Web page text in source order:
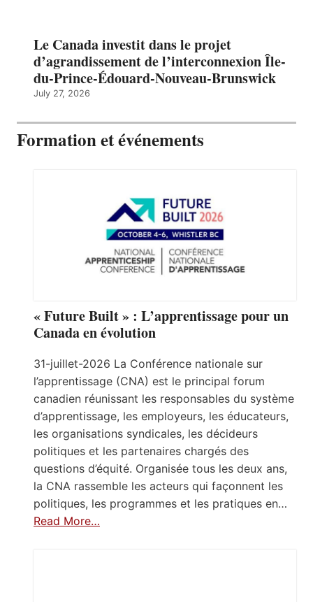
Le Canada investit dans le projet
d’agrandissement de l’interconnexion Île-
du-Prince-Édouard-Nouveau-Brunswick
July 27, 2026
Formation et événements
« Future Built » : L’apprentissage pour un
Canada en évolution
31-juillet-2026 La Conférence nationale sur
l’apprentissage (CNA) est le principal forum
canadien réunissant les responsables du système
d’apprentissage, les employeurs, les éducateurs,
les organisations syndicales, les décideurs
politiques et les partenaires chargés des
questions d’équité. Organisée tous les deux ans,
la CNA rassemble les acteurs qui façonnent les
politiques, les programmes et les pratiques en…
Read More…